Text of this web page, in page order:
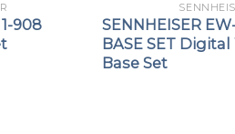
908
SENNHEISER
BASE SET
Base Set